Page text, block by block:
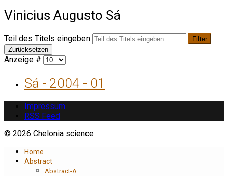
Vinicius Augusto Sá
Teil des Titels eingeben
Filter
Zurücksetzen
Anzeige #
Sá - 2004 - 01
Impressum
RSS Feed
© 2026 Chelonia science
Home
Abstract
Abstract-A